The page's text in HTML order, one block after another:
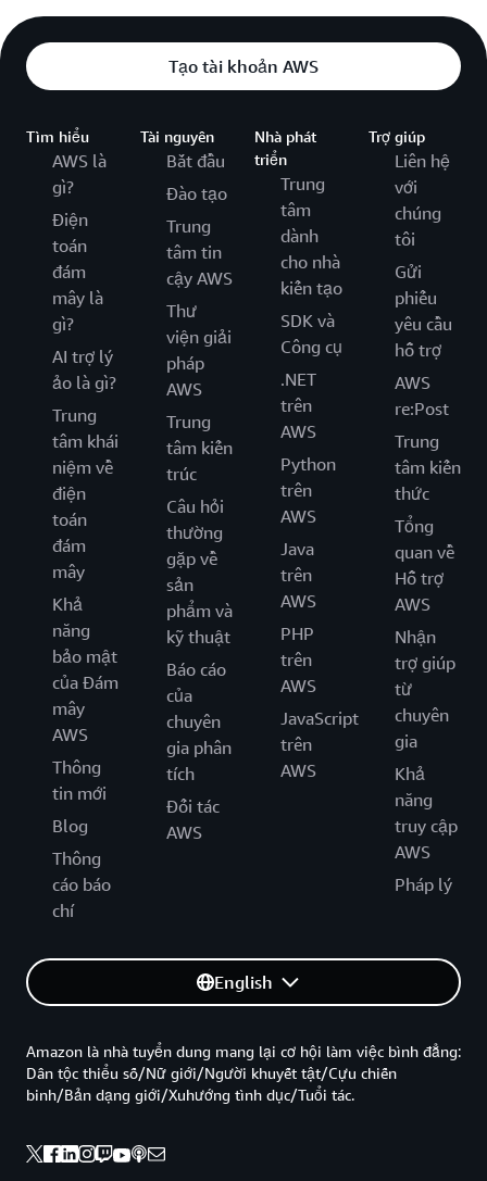
Tạo tài khoản AWS
Tìm hiểu
AWS là
gì?
Điện
toán
đám
mây là
gì?
AI trợ lý
ảo là gì?
Trung
tâm khái
niệm về
điện
toán
đám
mây
Khả
năng
bảo mật
của Đám
mây
AWS
Thông
tin mới
Blog
Thông
cáo báo
chí
Tài nguyên
Bắt đầu
Đào tạo
Trung
tâm tin
cậy AWS
Thư
viện giải
pháp
AWS
Trung
tâm kiến
trúc
Câu hỏi
thường
gặp về
sản
phẩm và
kỹ thuật
Báo cáo
của
chuyên
gia phân
tích
Đối tác
AWS
Nhà phát
triển
Trung
tâm
dành
cho nhà
kiến tạo
SDK và
Công cụ
.NET
trên
AWS
Python
trên
AWS
Java
trên
AWS
PHP
trên
AWS
JavaScript
trên
AWS
Trợ giúp
Liên hệ
với
chúng
tôi
Gửi
phiếu
yêu cầu
hỗ trợ
AWS
re:Post
Trung
tâm kiến
thức
Tổng
quan về
Hỗ trợ
AWS
Nhận
trợ giúp
từ
chuyên
gia
Khả
năng
truy cập
AWS
Pháp lý
English
Amazon là nhà tuyển dung mang lại cơ hội làm việc bình đẳng:
Dân tộc thiểu số/Nữ giới/Người khuyết tật/Cựu chiến
binh/Bản dạng giới/Xuhướng tình dục/Tuổi tác.